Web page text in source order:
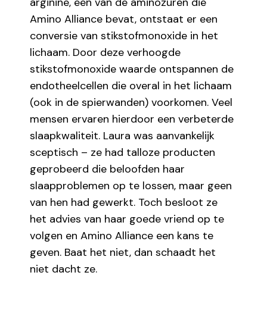
Amino Alliance bevat, ontstaat er een
conversie van stikstofmonoxide in het
lichaam. Door deze verhoogde
stikstofmonoxide waarde ontspannen de
endotheelcellen die overal in het lichaam
(ook in de spierwanden) voorkomen. Veel
mensen ervaren hierdoor een verbeterde
slaapkwaliteit. Laura was aanvankelijk
sceptisch – ze had talloze producten
geprobeerd die beloofden haar
slaapproblemen op te lossen, maar geen
van hen had gewerkt. Toch besloot ze
het advies van haar goede vriend op te
volgen en Amino Alliance een kans te
geven. Baat het niet, dan schaadt het
niet dacht ze.